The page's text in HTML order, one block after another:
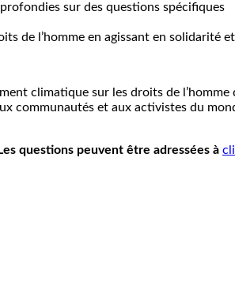
sur des questions spécifiques
de l’homme en agissant en solidarité
climatique sur les droits de
communautés et aux activistes du
questions peuvent être adressées à